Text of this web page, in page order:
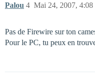
Palou Mai 24, 2007, 4:08
4
Pas de Firewire sur ton
Pour le PC, tu peux en